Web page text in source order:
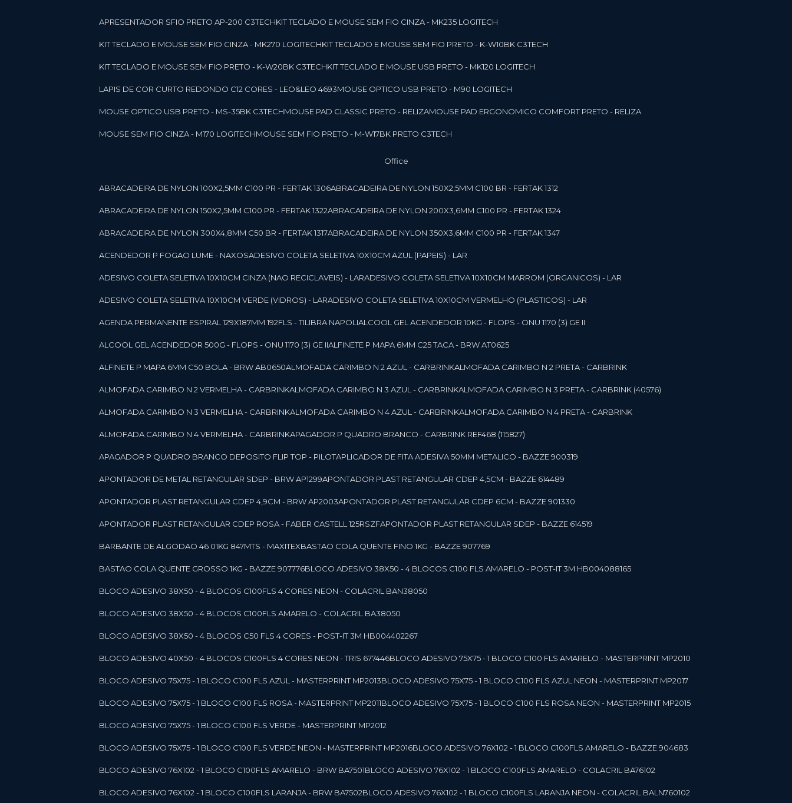
APRESENTADOR SFIO PRETO AP-200 C3TECH KIT TECLADO E MOUSE SEM FIO CINZA - MK235 LOGITECH
KIT TECLADO E MOUSE SEM FIO CINZA - MK270 LOGITECH KIT TECLADO E MOUSE SEM FIO PRETO - K-W10BK C3TECH
KIT TECLADO E MOUSE SEM FIO PRETO - K-W20BK C3TECH KIT TECLADO E MOUSE USB PRETO - MK120 LOGITECH
LAPIS DE COR CURTO REDONDO C12 CORES - LEO&LEO 4693 MOUSE OPTICO USB PRETO - M90 LOGITECH
MOUSE OPTICO USB PRETO - MS-35BK C3TECH MOUSE PAD CLASSIC PRETO - RELIZA MOUSE PAD ERGONOMICO COMFORT PRETO - RELIZA
MOUSE SEM FIO CINZA - M170 LOGITECH MOUSE SEM FIO PRETO - M-W17BK PRETO C3TECH
Office
ABRACADEIRA DE NYLON 100X2,5MM C100 PR - FERTAK 1306 ABRACADEIRA DE NYLON 150X2,5MM C100 BR - FERTAK 1312
ABRACADEIRA DE NYLON 150X2,5MM C100 PR - FERTAK 1322 ABRACADEIRA DE NYLON 200X3,6MM C100 PR - FERTAK 1324
ABRACADEIRA DE NYLON 300X4,8MM C50 BR - FERTAK 1317 ABRACADEIRA DE NYLON 350X3,6MM C100 PR - FERTAK 1347
ACENDEDOR P FOGAO LUME - NAXOS ADESIVO COLETA SELETIVA 10X10CM AZUL (PAPEIS) - LAR
ADESIVO COLETA SELETIVA 10X10CM CINZA (NAO RECICLAVEIS) - LAR ADESIVO COLETA SELETIVA 10X10CM MARROM (ORGANICOS) - LAR
ADESIVO COLETA SELETIVA 10X10CM VERDE (VIDROS) - LAR ADESIVO COLETA SELETIVA 10X10CM VERMELHO (PLASTICOS) - LAR
AGENDA PERMANENTE ESPIRAL 129X187MM 192FLS - TILIBRA NAPOLI ALCOOL GEL ACENDEDOR 10KG - FLOPS - ONU 1170 (3) GE II
ALCOOL GEL ACENDEDOR 500G - FLOPS - ONU 1170 (3) GE II ALFINETE P MAPA 6MM C25 TACA - BRW AT0625
ALFINETE P MAPA 6MM C50 BOLA - BRW AB0650 ALMOFADA CARIMBO N 2 AZUL - CARBRINK ALMOFADA CARIMBO N 2 PRETA - CARBRINK
ALMOFADA CARIMBO N 2 VERMELHA - CARBRINK ALMOFADA CARIMBO N 3 AZUL - CARBRINK ALMOFADA CARIMBO N 3 PRETA - CARBRINK (40576)
ALMOFADA CARIMBO N 3 VERMELHA - CARBRINK ALMOFADA CARIMBO N 4 AZUL - CARBRINK ALMOFADA CARIMBO N 4 PRETA - CARBRINK
ALMOFADA CARIMBO N 4 VERMELHA - CARBRINK APAGADOR P QUADRO BRANCO - CARBRINK REF468 (115827)
APAGADOR P QUADRO BRANCO DEPOSITO FLIP TOP - PILOT APLICADOR DE FITA ADESIVA 50MM METALICO - BAZZE 900319
APONTADOR DE METAL RETANGULAR SDEP - BRW AP1299 APONTADOR PLAST RETANGULAR CDEP 4,5CM - BAZZE 614489
APONTADOR PLAST RETANGULAR CDEP 4,9CM - BRW AP2003 APONTADOR PLAST RETANGULAR CDEP 6CM - BAZZE 901330
APONTADOR PLAST RETANGULAR CDEP ROSA - FABER CASTELL 125RSZF APONTADOR PLAST RETANGULAR SDEP - BAZZE 614519
BARBANTE DE ALGODAO 46 01KG 847MTS - MAXITEX BASTAO COLA QUENTE FINO 1KG - BAZZE 907769
BASTAO COLA QUENTE GROSSO 1KG - BAZZE 907776 BLOCO ADESIVO 38X50 - 4 BLOCOS C100 FLS AMARELO - POST-IT 3M HB004088165
BLOCO ADESIVO 38X50 - 4 BLOCOS C100FLS 4 CORES NEON - COLACRIL BAN38050
BLOCO ADESIVO 38X50 - 4 BLOCOS C100FLS AMARELO - COLACRIL BA38050
BLOCO ADESIVO 38X50 - 4 BLOCOS C50 FLS 4 CORES - POST-IT 3M HB004402267
BLOCO ADESIVO 40X50 - 4 BLOCOS C100FLS 4 CORES NEON - TRIS 677446 BLOCO ADESIVO 75X75 - 1 BLOCO C100 FLS AMARELO - MASTERPRINT MP2010
BLOCO ADESIVO 75X75 - 1 BLOCO C100 FLS AZUL - MASTERPRINT MP2013 BLOCO ADESIVO 75X75 - 1 BLOCO C100 FLS AZUL NEON - MASTERPRINT MP2017
BLOCO ADESIVO 75X75 - 1 BLOCO C100 FLS ROSA - MASTERPRINT MP2011 BLOCO ADESIVO 75X75 - 1 BLOCO C100 FLS ROSA NEON - MASTERPRINT MP2015
BLOCO ADESIVO 75X75 - 1 BLOCO C100 FLS VERDE - MASTERPRINT MP2012
BLOCO ADESIVO 75X75 - 1 BLOCO C100 FLS VERDE NEON - MASTERPRINT MP2016 BLOCO ADESIVO 76X102 - 1 BLOCO C100FLS AMARELO - BAZZE 904683
BLOCO ADESIVO 76X102 - 1 BLOCO C100FLS AMARELO - BRW BA7501 BLOCO ADESIVO 76X102 - 1 BLOCO C100FLS AMARELO - COLACRIL BA76102
BLOCO ADESIVO 76X102 - 1 BLOCO C100FLS LARANJA - BRW BA7502 BLOCO ADESIVO 76X102 - 1 BLOCO C100FLS LARANJA NEON - COLACRIL BALN760102